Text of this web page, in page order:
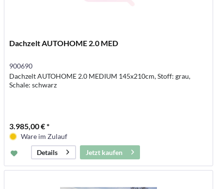
Dachzelt AUTOHOME 2.0 MED
900690
Dachzelt AUTOHOME 2.0 MEDIUM 145x210cm, Stoff: grau,
Schale: schwarz
3.985,00 € *
Ware im Zulauf
Details
Jetzt kaufen